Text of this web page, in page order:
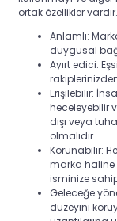
ortak özellikler
Anlamlı:
duygusal
Ayırt edici:
rakiplerinizden
Erişilebilir:
heceleyebilir
dışı veya
olmalıdır.
Korunabilir:
marka haline
isminize
Geleceğe
düzeyini